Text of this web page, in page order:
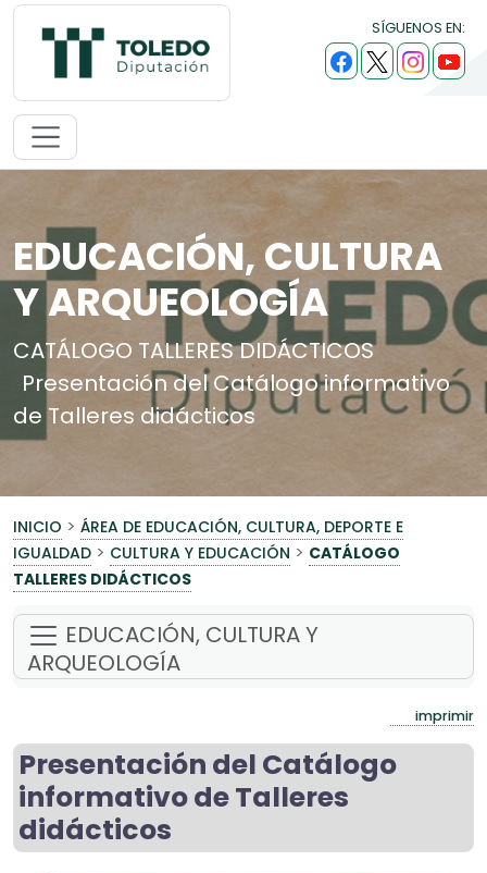
SÍGUENOS EN:
EDUCACIÓN, CULTURA
Y ARQUEOLOGÍA
CATÁLOGO TALLERES DIDÁCTICOS
Presentación del Catálogo informativo
de Talleres didácticos
INICIO > ÁREA DE EDUCACIÓN, CULTURA, DEPORTE E
IGUALDAD > CULTURA Y EDUCACIÓN > CATÁLOGO
TALLERES DIDÁCTICOS
EDUCACIÓN, CULTURA Y
ARQUEOLOGÍA
imprimir
Presentación del Catálogo
informativo de Talleres
didácticos